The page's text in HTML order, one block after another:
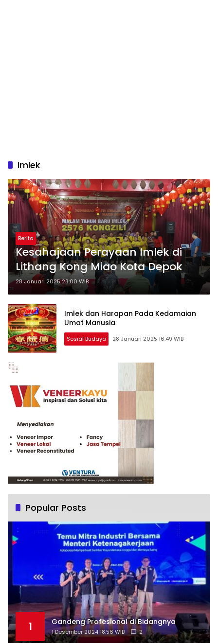
Imlek
Berita
Kesahajaan Perayaan Imlek di
Lithang Kong Miao Kota Depok
28 Januari 2025 23:00 WIB
Imlek dan Harapan Pada Kedamaian
Umat Manusia
Sosial Budaya 28 Januari 2025 16:49 WIB
Popular Posts
1 Gandeng Profesional di Bidangnya
1 Desember 2024 18:56 WIB 2